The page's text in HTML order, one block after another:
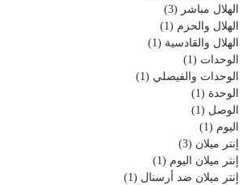
الهلال مباشر (3)
الهلال والحزم (1)
الهلال والقادسية (1)
الوحدات (1)
الوحدات والفيصلي (1)
الوحدة (1)
الوصل (1)
اليوم (1)
إنتر ميلان (3)
إنتر ميلان اليوم (1)
إنتر ميلان ضد أرسنال (1)